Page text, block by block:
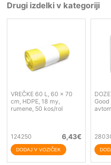
Drugi izdelki v kategoriji
VREČKE 60 L, 60 x 70
cm, HDPE, 18 my,
rumene, 50 kos/rol
124250 6,43€
Good